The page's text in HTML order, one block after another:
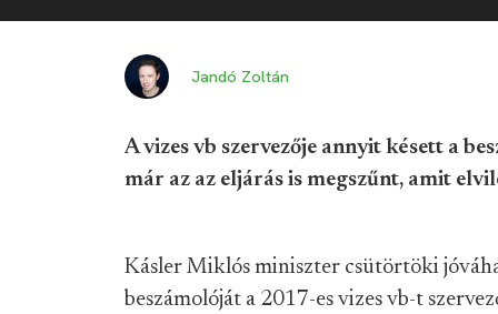
Jandó Zoltán
A vizes vb szervezője annyit késett a
már az az eljárás is megszűnt, amit
Kásler Miklós miniszter csütörtöki
beszámolóját a 2017-es vizes vb-t